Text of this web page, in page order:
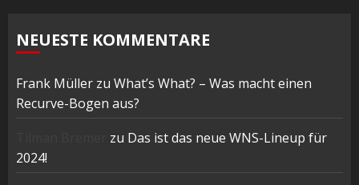
NEUESTE KOMMENTARE
Frank Müller zu What’s What? – Was macht einen
Recurve-Bogen aus?
zu Das ist das neue WNS-Lineup für
2024!